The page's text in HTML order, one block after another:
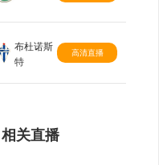
布杜诺斯
特
高清直播
关直播